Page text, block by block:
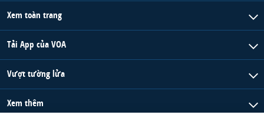
Xem toàn trang
Tải App của VOA
Vượt tường lửa
Xem thêm